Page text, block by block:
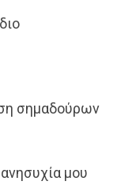
σημαδούρων
μου